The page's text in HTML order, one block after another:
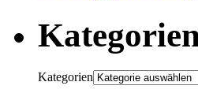
Kategorien